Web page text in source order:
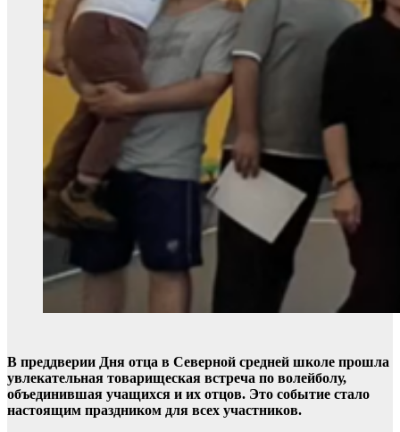
В преддверии Дня отца в Северной средней школе прошла
увлекательная товарищеская встреча по волейболу,
объединившая учащихся и их отцов. Это событие стало
настоящим праздником для всех участников.